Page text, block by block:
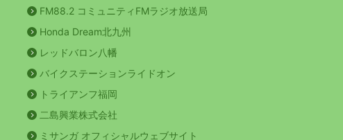
FM88.2 コミュニティFMラジオ放送局
Honda Dream北九州
レッドバロン八幡
バイクステーションライドオン
トライアンフ福岡
二島興業株式会社
ミサンガ オフィシャルウェブサイト